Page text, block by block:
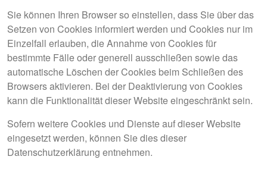
Sie können Ihren Browser so einstellen, dass Sie über das
Setzen von Cookies informiert werden und Cookies nur im
Einzelfall erlauben, die Annahme von Cookies für
bestimmte Fälle oder generell ausschließen sowie das
automatische Löschen der Cookies beim Schließen des
Browsers aktivieren. Bei der Deaktivierung von Cookies
kann die Funktionalität dieser Website eingeschränkt sein.
Sofern weitere Cookies und Dienste auf dieser Website
eingesetzt werden, können Sie dies dieser
Datenschutzerklärung entnehmen.